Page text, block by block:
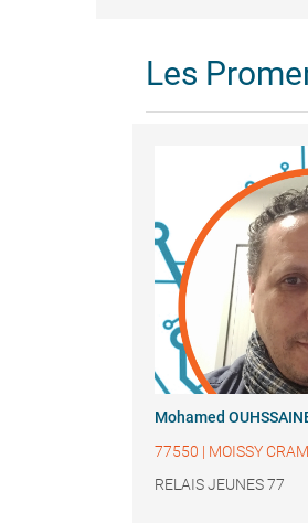
Les
Mohamed
77550 | MOISSY
RELAIS JEUNES 77